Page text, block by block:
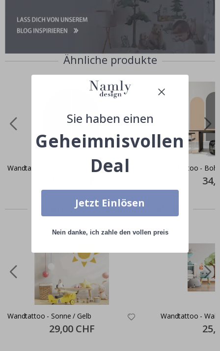
Ähnliche produkte
Wandtattoo - Bogen / Extra groß Wandtattoo -
Price
Zusammen gekaufte Produkte
Wandtattoo - Sonne / Gelb
Special
Price
29,00 CHF
Wandtattoo -
Price
Sie haben einen
Geheimnisvollen
Deal
Jetzt Einlösen
Nein danke, ich zahle den vollen preis